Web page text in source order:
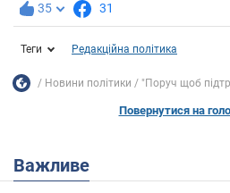
35 31
Теги Редакційна політика
Новини політики "Поруч щоб
Повернутися на
Важливе